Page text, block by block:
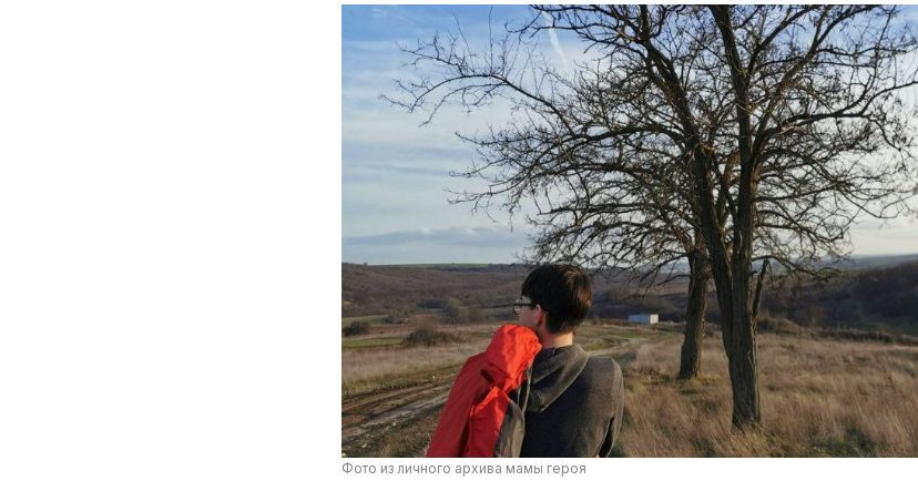
Фото из личного архива мамы героя